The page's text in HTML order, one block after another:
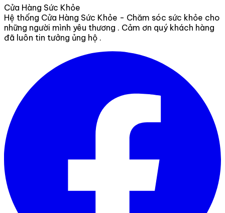
Cửa Hàng Sức Khỏe
Hệ thống Cửa Hàng Sức Khỏe - Chăm sóc sức khỏe cho
những người mình yêu thương . Cảm ơn quý khách hàng
đã luôn tin tưởng ủng hộ .